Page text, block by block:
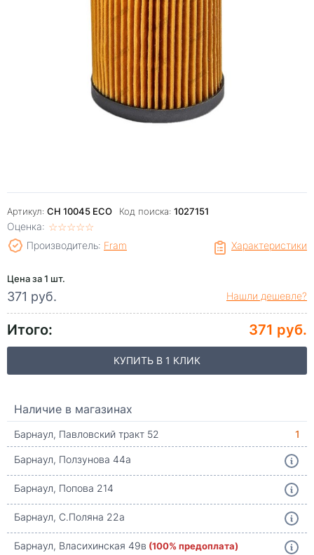
Артикул: CH 10045 ECO Код поиска: 1027151
Оценка: ☆☆☆☆☆
★★★★★
Характеристики
Производитель: Fram
Цена за 1 шт.
371 руб. Нашли дешевле?
Итого: 371 руб.
КУПИТЬ В 1 КЛИК
Наличие в магазинах
Барнаул, Павловский тракт 52
1
Барнаул, Ползунова 44а
Барнаул, Попова 214
Барнаул, С.Поляна 22а
Барнаул, Власихинская 49в (100% предоплата)